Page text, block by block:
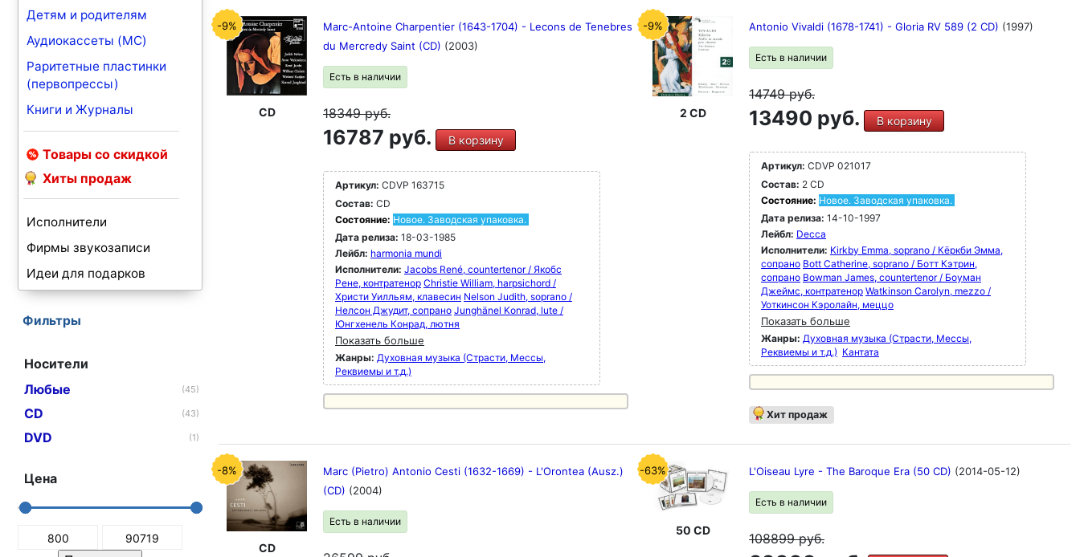
Детям и родителям
Аудиокассеты (MC)
Раритетные пластинки
(первопрессы)
Книги и Журналы
Товары со скидкой
Хиты продаж
Исполнители
Фирмы звукозаписи
Идеи для подарков
Фильтры
Носители
Любые
(45)
CD (43)
DVD (1)
Цена
-9%
CD
Marc-Antoine Charpentier (1643-1704) - Lecons de Tenebres
du Mercredy Saint (CD) (2003)
Есть в наличии
18349руб.
16787 руб. В корзину
Артикул: CDVP 163715
Состав: CD
Состояние: Новое. Заводская упаковка.
Дата релиза: 18-03-1985
Лейбл: harmonia mundi
Исполнители: Jacobs René, countertenor / Якобс
Рене, контратенор Christie William, harpsichord /
Христи Уилльям, клавесин Nelson Judith, soprano /
Нелсон Джудит, сопрано Junghänel Konrad, lute /
Юнгхенель Конрад, лютня
Показать больше
Жанры: Духовная музыка (Страсти, Мессы,
Реквиемы и т.д.)
-9%
2 CD
Antonio Vivaldi (1678-1741) - Gloria RV 589 (2 CD) (1997)
Есть в наличии
14749руб.
13490 руб. В корзину
Артикул: CDVP 021017
Состав: 2 CD
Состояние: Новое. Заводская упаковка.
Дата релиза: 14-10-1997
Лейбл: Decca
Исполнители: Kirkby Emma, soprano / Кёркби Эмма,
сопрано Bott Catherine, soprano / Ботт Кэтрин,
сопрано Bowman James, countertenor / Боуман
Джеймс, контратенор Watkinson Carolyn, mezzo /
Уоткинсон Кэролайн, меццо
Показать больше
Жанры: Духовная музыка (Страсти, Мессы,
Реквиемы и т.д.) Кантата
Хит продаж
-8%
CD
Marc (Pietro) Antonio Cesti (1632-1669) - L'Orontea (Ausz.)
(CD) (2004)
Есть в наличии
-63%
50 CD
L'Oiseau Lyre - The Baroque Era (50 CD) (2014-05-12)
Есть в наличии
108899руб.